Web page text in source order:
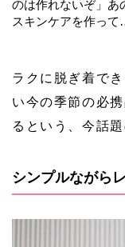
のは作れないぞ」あ
スキンケアを作って
ラクに脱ぎ着で
い今の季節の必
るという、今話
シンプルながら